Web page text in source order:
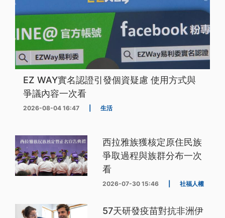
EZ WAY實名認證引發個資疑慮 使用方式與
爭議內容一次看
2026-08-04 16:47 生活
西拉雅族獲核定原住民族
爭取過程與族群分布一次
看
2026-07-30 15:46 社福人權
57天研發疫苗對抗非洲伊